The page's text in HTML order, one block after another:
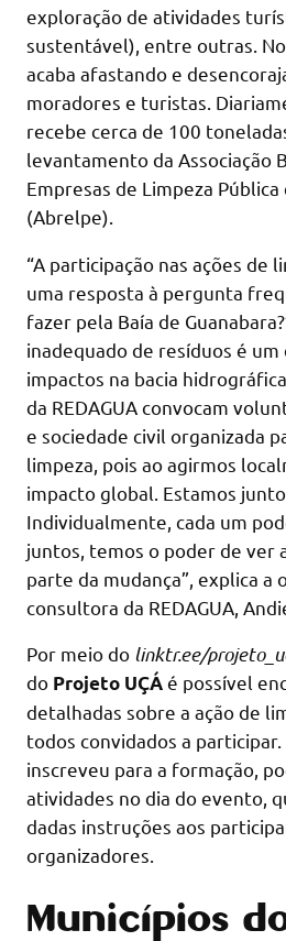
exploração de atividades
sustentável), entre outras.
acaba afastando e
moradores e turistas.
recebe cerca de 100
levantamento da Associação
Empresas de Limpeza Pública
(Abrelpe).
“A participação nas ações de
uma resposta à pergunta
fazer pela Baía de
inadequado de resíduos é um
impactos na bacia
da REDAGUA convocam
e sociedade civil organizada
limpeza, pois ao agirmos
impacto global. Estamos
Individualmente, cada um
juntos, temos o poder de ver
parte da mudança”, explica a
consultora da REDAGUA,
Por meio do linktr.ee/
do Projeto UÇÁé possível
detalhadas sobre a ação de
todos convidados a
inscreveu para a formação,
atividades no dia do evento,
dadas instruções aos
organizadores.
Municípios